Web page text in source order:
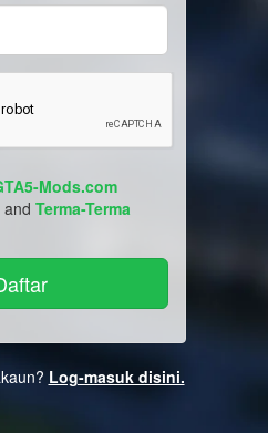
Mods.com
and Terma-Terma
Log-masuk disini.